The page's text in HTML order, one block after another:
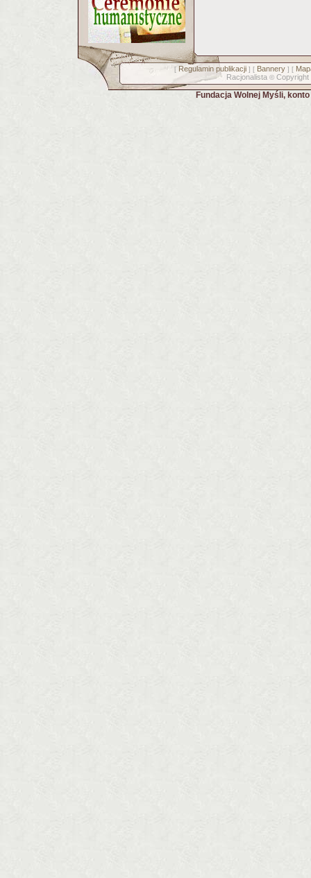
[ Regulamin publikacji] [ Bannery] [
Racjonalista © Copyright
Fundacja Wolnej Myśli,